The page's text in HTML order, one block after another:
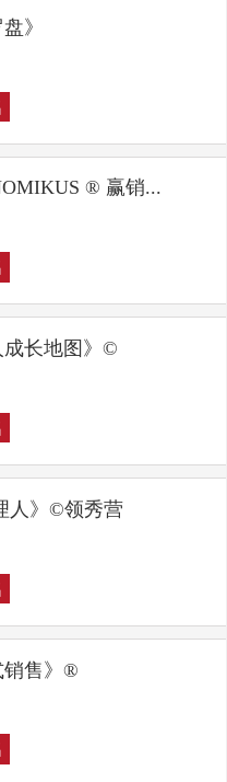
》
® 赢销...
成长地图》©
人》©领秀营
销售》®